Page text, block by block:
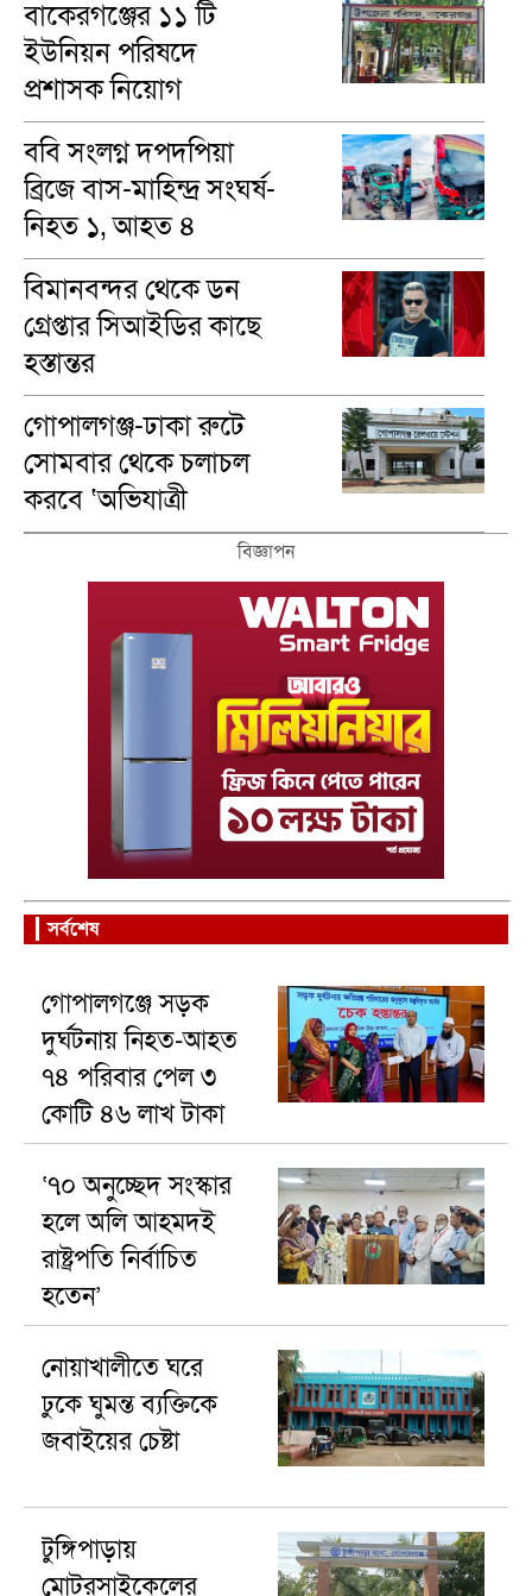
বাকেরগঞ্জের ১১ টি
ইউনিয়ন পরিষদে
প্রশাসক নিয়োগ
ববি সংলগ্ন দপদপিয়া
ব্রিজে বাস-মাহিন্দ্র সংঘর্ষ-
নিহত ১, আহত ৪
বিমানবন্দর থেকে ডন
গ্রেপ্তার সিআইডির কাছে
হস্তান্তর
গোপালগঞ্জ-ঢাকা রুটে
সোমবার থেকে চলাচল
করবে ‘অভিযাত্রী
কমিউটার’ ট্রেন
বিজ্ঞাপন
সর্বশেষ
গোপালগঞ্জে সড়ক
দুর্ঘটনায় নিহত-আহত
৭৪ পরিবার পেল ৩
কোটি ৪৬ লাখ টাকা
‘৭০ অনুচ্ছেদ সংস্কার
হলে অলি আহমদই
রাষ্ট্রপতি নির্বাচিত
হতেন’
নোয়াখালীতে ঘরে
ঢুকে ঘুমন্ত ব্যক্তিকে
জবাইয়ের চেষ্টা
টুঙ্গিপাড়ায়
মোটরসাইকেলের